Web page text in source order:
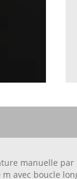
manuelle
avec boucle